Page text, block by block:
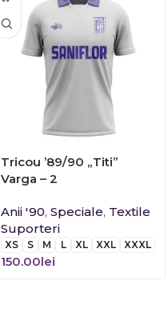
Tricou ’89/90 „Titi”
Varga – 2
Anii '90, Speciale, Textile
Suporteri
XS S M L XL XXL XXXL
150.00lei